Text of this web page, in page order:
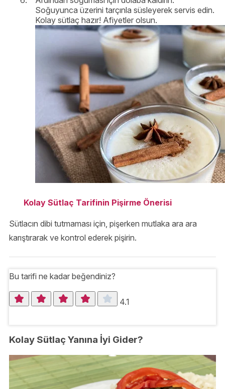
Soğuyunca üzerini tarçınla süsleyerek servis edin.
Kolay sütlaç hazır! Afiyetler olsun.
Kolay Sütlaç Tarifinin Pişirme Önerisi
Sütlacın dibi tutmaması için, pişerken mutlaka ara ara
karıştırarak ve kontrol ederek pişirin.
Bu tarifi ne kadar beğendiniz?
4.1
Kolay Sütlaç Yanına İyi Gider?